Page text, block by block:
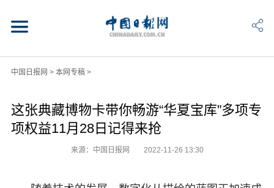
中国日报网 > 本网专稿>
这张典藏博物卡带你畅游“华夏宝库”多项专
项权益11月28日记得来抢
来源：中国日报网 2022-11-26 13:30